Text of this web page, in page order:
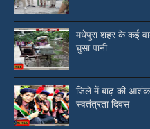
मधेपुरा शहर के कई
घुसा पानी
जिले में बाढ़ की
स्वतंत्रता दिवस